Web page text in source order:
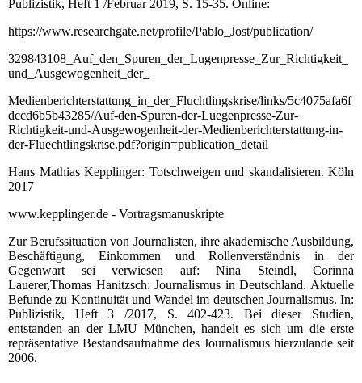
Publizistik, Heft 1 /Februar 2019, S. 15-35. Online:
https://www.researchgate.net/profile/Pablo_Jost/publication/
329843108_Auf_den_Spuren_der_Lugenpresse_Zur_Richtigkeit_
und_Ausgewogenheit_der_
Medienberichterstattung_in_der_Fluchtlingskrise/links/5c4075afa6f
dccd6b5b43285/Auf-den-Spuren-der-Luegenpresse-Zur-
Richtigkeit-und-Ausgewogenheit-der-Medienberichterstattung-in-
der-Fluechtlingskrise.pdf?origin=publication_detail
Hans Mathias Kepplinger: Totschweigen und skandalisieren. Köln
2017
www.kepplinger.de - Vortragsmanuskripte
Zur Berufssituation von Journalisten, ihre akademische Ausbildung,
Beschäftigung, Einkommen und Rollenverständnis in der
Gegenwart sei verwiesen auf: Nina Steindl, Corinna
Lauerer,Thomas Hanitzsch: Journalismus in Deutschland. Aktuelle
Befunde zu Kontinuität und Wandel im deutschen Journalismus. In:
Publizistik, Heft 3 /2017, S. 402-423. Bei dieser Studien,
entstanden an der LMU München, handelt es sich um die erste
repräsentative Bestandsaufnahme des Journalismus hierzulande seit
2006.